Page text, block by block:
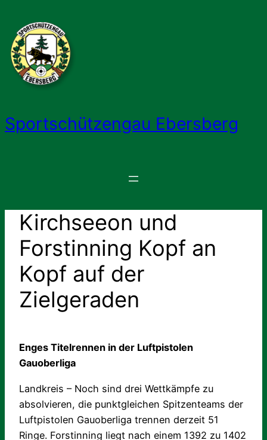
Inhalt
springen
Sportschützengau Ebersberg
Kirchseeon und
Forstinning Kopf an
Kopf auf der
Zielgeraden
Enges Titelrennen in der Luftpistolen
Gauoberliga
Landkreis – Noch sind drei Wettkämpfe zu
absolvieren, die punktgleichen Spitzenteams der
Luftpistolen Gauoberliga trennen derzeit 51
Ringe. Forstinning liegt nach einem 1392 zu 1402